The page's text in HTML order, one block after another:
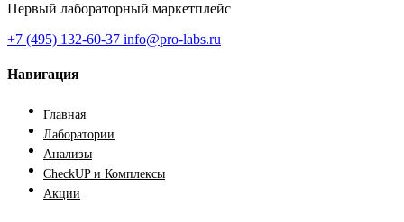
Первый лабораторный маркетплейс
+7 (495) 132-60-37 info@pro-labs.ru
Навигация
Главная
Лаборатории
Анализы
CheckUP и Комплексы
Акции